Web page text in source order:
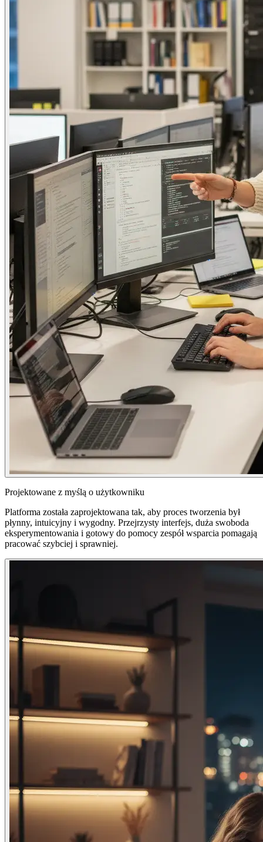
Projektowane z myślą o użytkowniku
Platforma została zaprojektowana tak, aby proces tworzenia był
płynny, intuicyjny i wygodny. Przejrzysty interfejs, duża swoboda
eksperymentowania i gotowy do pomocy zespół wsparcia pomagają
pracować szybciej i sprawniej.